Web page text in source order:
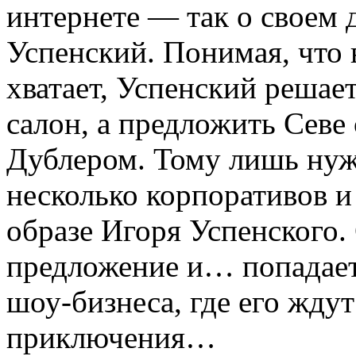
интернете — так о своем
Успенский. Понимая, что
хватает, Успенский
салон, а предложить Севе
Дублером. Тому лишь
несколько корпоративов
образе Игоря
предложение и…
шоу-бизнеса, где его
приключения…